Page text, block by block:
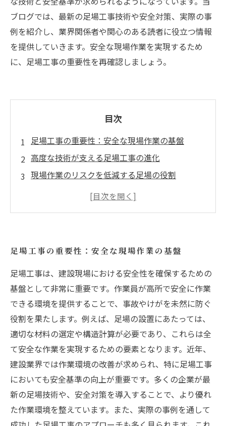
ブログでは、最新の足場工事技術や安全対策、実際の事
例を紹介し、業界関係者や関心のある読者に役立つ情報
を提供していきます。安全な現場作業を実現するため
に、足場工事の重要性を再確認しましょう。
目次
足場工事の重要性：安全な現場作業の基盤
高度な技術が支える足場工事の進化
現場作業のリスクを低減する足場の役割
成功事例から学ぶ！安全な現場作業の実践
足場工事の未来：より安全な作業環境を目指し
て
足場工事の重要性：安全な現場作業の基盤
足場工事は、建設現場における安全性を確保するための
基盤として非常に重要です。作業員が高所で安全に作業
できる環境を提供することで、事故やけがを未然に防ぐ
役割を果たします。例えば、足場の設置にあたっては、
適切な材料の選定や構造計算が必要であり、これらは全
て安全な作業を実現するための要素となります。近年、
建設業界では作業環境の改善が求められ、特に足場工事
においても安全基準の向上が重要です。多くの企業が最
新の足場技術や、安全対策を導入することで、より優れ
た作業環境を整えています。また、実際の事例を通して